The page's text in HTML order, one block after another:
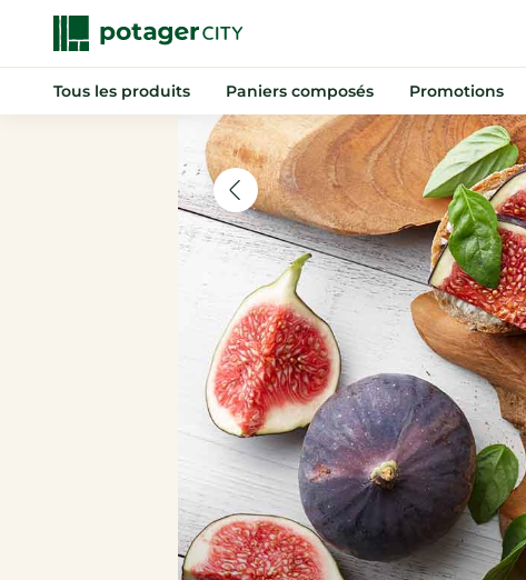
Tous les produits
Nouveautés
Promotions
Paniers composés
Indispensables
Épicerie sucrée
Paniers composés Promotions